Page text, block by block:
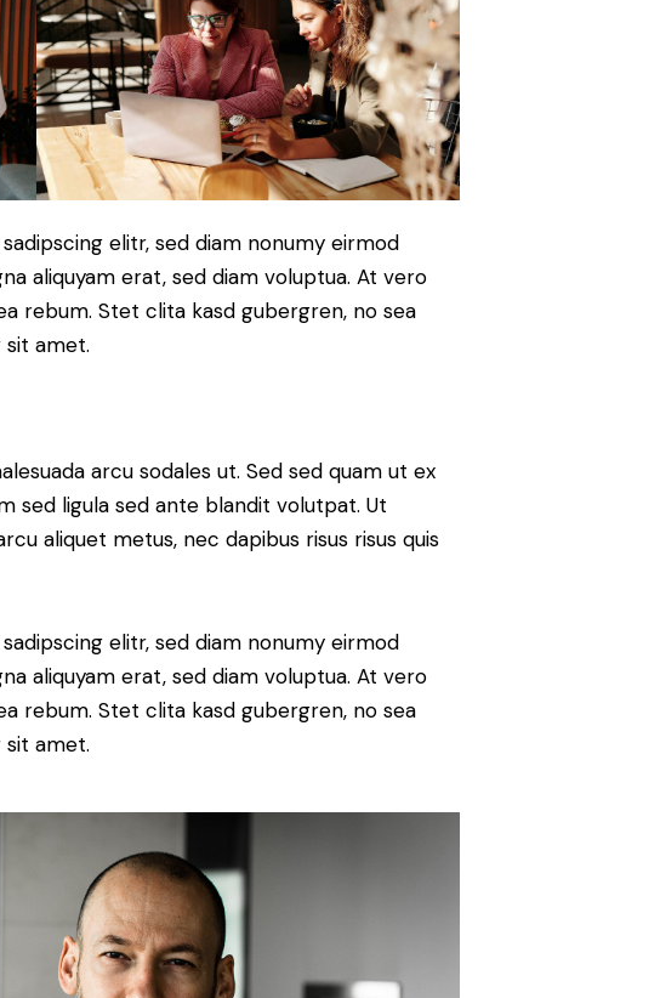
elitr, sed diam nonumy eirmod
aliquyam erat, sed diam voluptua. At vero
rebum. Stet clita kasd gubergren, no sea
amet.
arcu sodales ut. Sed sed quam ut ex
sed ligula sed ante blandit volutpat. Ut
aliquet metus, nec dapibus risus risus quis
elitr, sed diam nonumy eirmod
aliquyam erat, sed diam voluptua. At vero
rebum. Stet clita kasd gubergren, no sea
amet.